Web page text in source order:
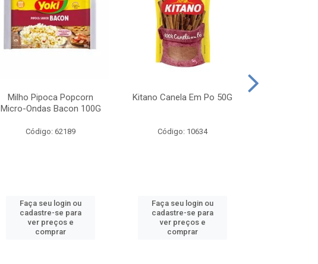
Milho Pipoca Popcorn
Micro-Ondas Bacon 100G
Código: 62189
Faça seu login ou
cadastre-se para
ver preços e
comprar
Kitano Canela Em Po 50G
Código: 10634
Faça seu login ou
cadastre-se para
ver preços e
comprar